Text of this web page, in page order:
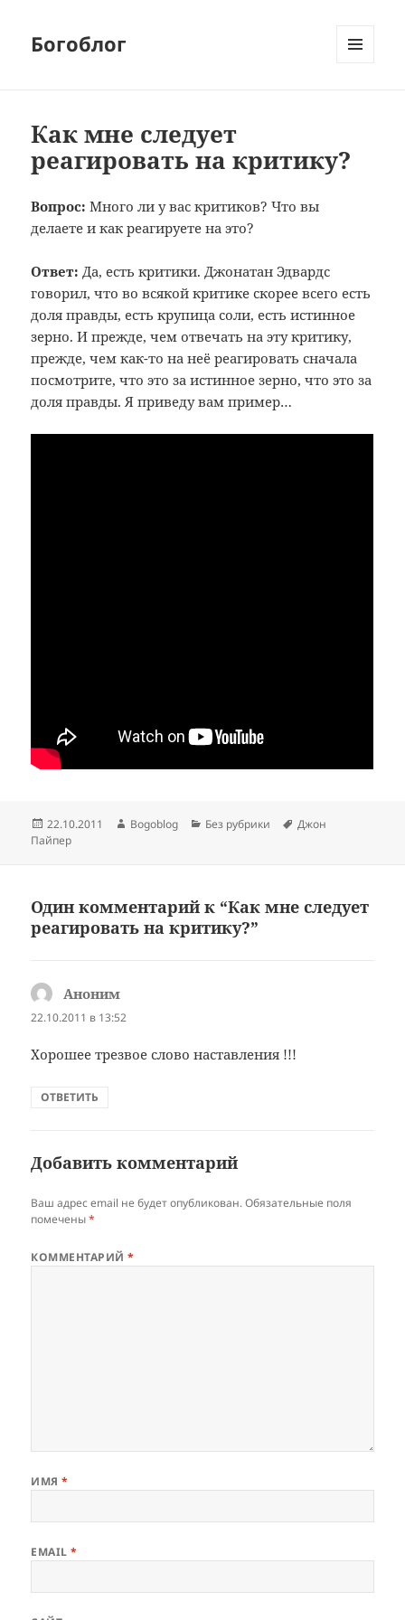
Богоблог
Как мне следует
реагировать на критику?
Вопрос: Много ли у вас критиков? Что вы
делаете и как реагируете на это?
Ответ: Да, есть критики. Джонатан Эдвардс
говорил, что во всякой критике скорее всего есть
доля правды, есть крупица соли, есть истинное
зерно. И прежде, чем отвечать на эту критику,
прежде, чем как-то на неё реагировать сначала
посмотрите, что это за истинное зерно, что это за
доля правды. Я приведу вам пример…
Опубликовано
22.10.2011 Автор
Bogoblog Рубрики
Без рубрики Метки
Джон
Пайпер
Один комментарий к “Как мне следует
реагировать на критику?”
Аноним
22.10.2011 в 13:52
Хорошее трезвое слово наставления !!!
ОТВЕТИТЬ
Добавить комментарий
Ваш адрес email не будет опубликован. Обязательные поля
помечены*
КОММЕНТАРИЙ*
ИМЯ*
EMAIL*